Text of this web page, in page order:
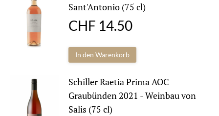
Sant'Antonio (75 cl)
CHF 14.50
In den Warenkorb
Schiller Raetia Prima AOC
Graubünden 2021 - Weinbau von
Salis (75 cl)